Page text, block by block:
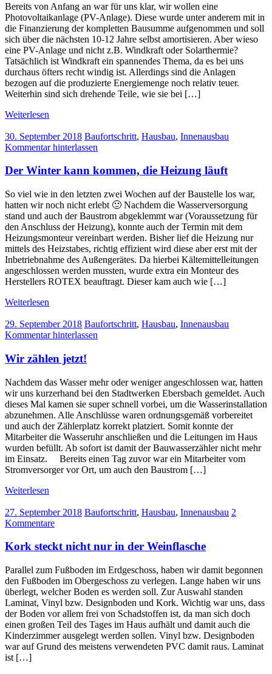
Bereits von Anfang an war für uns klar, wir wollen eine
Photovoltaikanlage (PV-Anlage). Diese wurde unter anderem mit in
die Finanzierung der kompletten Bausumme aufgenommen und soll
sich über die nächsten 10-12 Jahre selbst amortisieren. Aber wieso
eine PV-Anlage und nicht z.B. Windkraft oder Solarthermie?
Tatsächlich ist Windkraft ein spannendes Thema, da es bei uns
durchaus öfters recht windig ist. Allerdings sind die Anlagen
bezogen auf die produzierte Energiemenge noch relativ teuer.
Weiterhin sind sich drehende Teile, wie sie bei […]
Weiterlesen
30. September 2018 Baufortschritt, Hausbau, Innenausbau
Kommentar hinterlassen
Der Winter kann kommen, die Heizung läuft
So viel wie in den letzten zwei Wochen auf der Baustelle los war,
hatten wir noch nicht erlebt 🙂 Nachdem die Wasserversorgung
stand und auch der Baustrom abgeklemmt war (Voraussetzung für
den Anschluss der Heizung), konnte auch der Termin mit dem
Heizungsmonteur vereinbart werden. Bisher lief die Heizung nur
mittels des Heizstabes, richtig effizient wird diese aber erst mit der
Inbetriebnahme des Außengerätes. Da hierbei Kältemittelleitungen
angeschlossen werden mussten, wurde extra ein Monteur des
Herstellers ROTEX beauftragt. Dieser kam auch wie […]
Weiterlesen
29. September 2018 Baufortschritt, Hausbau, Innenausbau
Kommentar hinterlassen
Wir zählen jetzt!
Nachdem das Wasser mehr oder weniger angeschlossen war, hatten
wir uns kurzerhand bei den Stadtwerken Ebersbach gemeldet. Auch
dieses Mal kamen sie super schnell vorbei, um die Wasserinstallation
abzunehmen. Alle Anschlüsse waren ordnungsgemäß vorbereitet
und auch der Zählerplatz korrekt platziert. Somit konnte der
Mitarbeiter die Wasseruhr anschließen und die Leitungen im Haus
wurden befüllt. Ab sofort ist damit der Bauwasserzähler nicht mehr
im Einsatz. Bereits einen Tag zuvor war ein Mitarbeiter vom
Stromversorger vor Ort, um auch den Baustrom […]
Weiterlesen
27. September 2018 Baufortschritt, Hausbau, Innenausbau 2
Kommentare
Kork steckt nicht nur in der Weinflasche
Parallel zum Fußboden im Erdgeschoss, haben wir damit begonnen
den Fußboden im Obergeschoss zu verlegen. Lange haben wir uns
überlegt, welcher Boden es werden soll. Zur Auswahl standen
Laminat, Vinyl bzw. Designboden und Kork. Wichtig war uns, dass
der Boden vor allem frei von Schadstoffen ist, da man sich doch
einen großen Teil des Tages im Haus aufhält und damit auch die
Kinderzimmer ausgelegt werden sollen. Vinyl bzw. Designboden
war auf Grund des meistens verwendeten PVC damit raus. Laminat
ist […]